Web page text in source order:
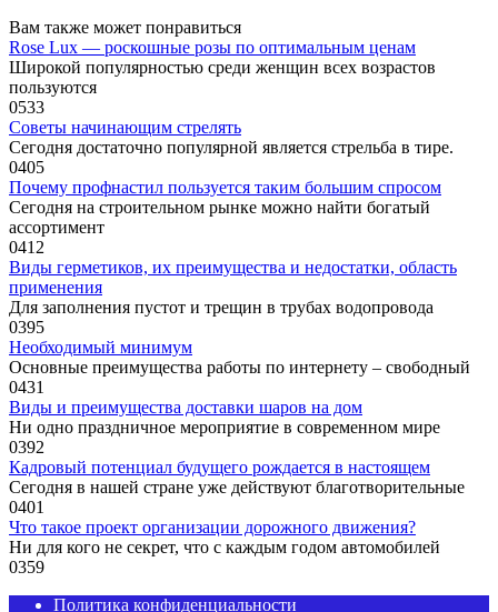
Вам также может понравиться
Rose Lux — роскошные розы по оптимальным ценам
Широкой популярностью среди женщин всех возрастов
пользуются
0533
Советы начинающим стрелять
Сегодня достаточно популярной является стрельба в тире.
0405
Почему профнастил пользуется таким большим спросом
Сегодня на строительном рынке можно найти богатый
ассортимент
0412
Виды герметиков, их преимущества и недостатки, область
применения
Для заполнения пустот и трещин в трубах водопровода
0395
Необходимый минимум
Основные преимущества работы по интернету – свободный
0431
Виды и преимущества доставки шаров на дом
Ни одно праздничное мероприятие в современном мире
0392
Кадровый потенциал будущего рождается в настоящем
Сегодня в нашей стране уже действуют благотворительные
0401
Что такое проект организации дорожного движения?
Ни для кого не секрет, что с каждым годом автомобилей
0359
Политика конфиденциальности